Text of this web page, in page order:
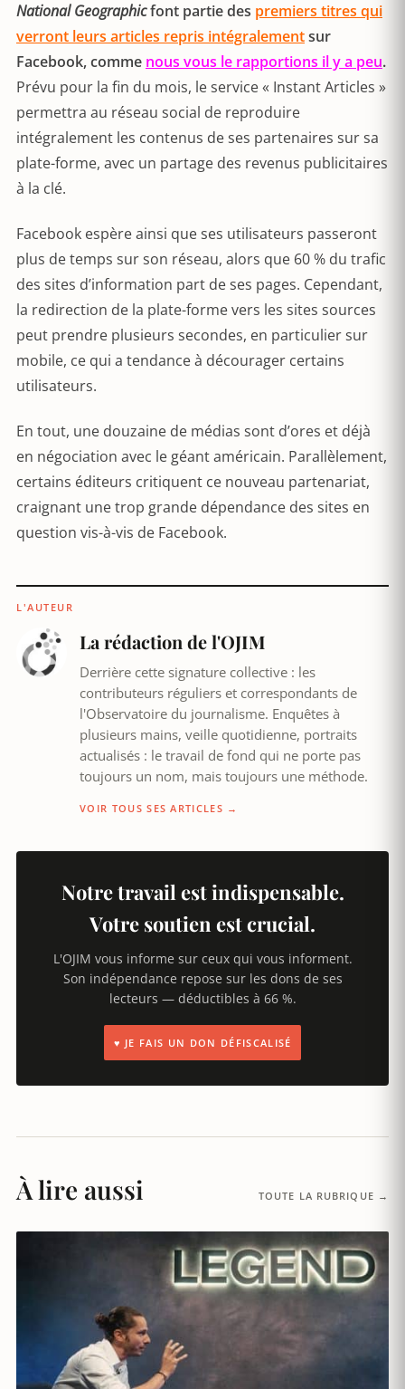
National Geographicfont partie des premiers titres qui
verront leurs articles repris intégralementsur
Facebook, comme nous vous le rapportions il y a peu.
Prévu pour la fin du mois, le service « Instant Articles »
permettra au réseau social de reproduire
intégralement les contenus de ses partenaires sur sa
plate-forme, avec un partage des revenus publicitaires
à la clé.
Facebook espère ainsi que ses utilisateurs passeront
plus de temps sur son réseau, alors que 60 % du trafic
des sites d’information part de ses pages. Cependant,
la redirection de la plate-forme vers les sites sources
peut prendre plusieurs secondes, en particulier sur
mobile, ce qui a tendance à décourager certains
utilisateurs.
En tout, une douzaine de médias sont d’ores et déjà
en négociation avec le géant américain. Parallèlement,
certains éditeurs critiquent ce nouveau partenariat,
craignant une trop grande dépendance des sites en
question vis-à-vis de Facebook.
L'AUTEUR
La rédaction de l'OJIM
Derrière cette signature collective : les
contributeurs réguliers et correspondants de
l'Observatoire du journalisme. Enquêtes à
plusieurs mains, veille quotidienne, portraits
actualisés : le travail de fond qui ne porte pas
toujours un nom, mais toujours une méthode.
VOIR TOUS SES ARTICLES →
Notre travail est indispensable.
Votre soutien est crucial.
L'OJIM vous informe sur ceux qui vous informent.
Son indépendance repose sur les dons de ses
lecteurs — déductibles à 66 %.
♥ JE FAIS UN DON DÉFISCALISÉ
À lire aussi TOUTE LA RUBRIQUE →